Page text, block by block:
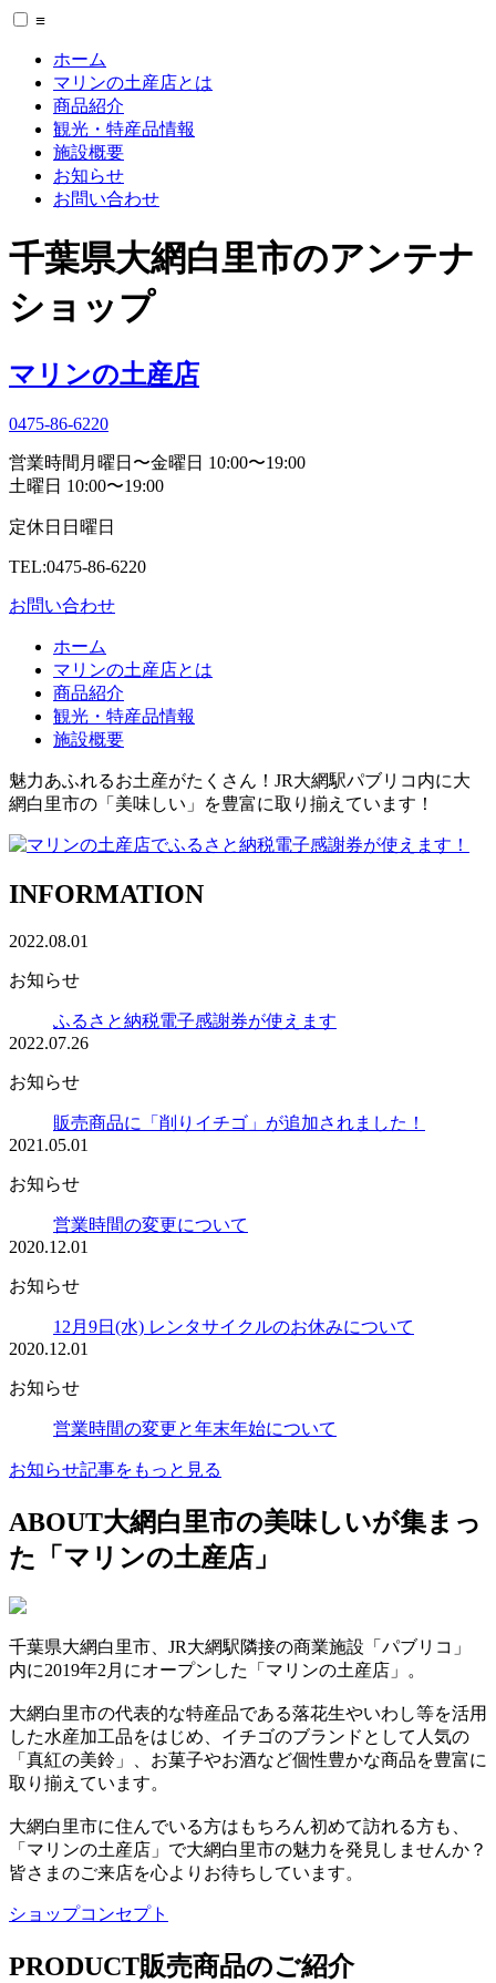
≡
ホーム
マリンの土産店とは
商品紹介
観光・特産品情報
施設概要
お知らせ
お問い合わせ
千葉県大網白里市のアンテナ
ショップ
マリンの土産店
0475-86-6220
営業時間 月曜日〜金曜日 10:00〜19:00
土曜日 10:00〜19:00
定休日 日曜日
TEL:0475-86-6220
お問い合わせ
ホーム
マリンの土産店とは
商品紹介
観光・特産品情報
施設概要
魅力あふれるお土産がたくさん！JR大網駅パブリコ内に大
網白里市の「美味しい」を豊富に取り揃えています！
INFORMATION
2022.08.01
お知らせ
ふるさと納税電子感謝券が使えます
2022.07.26
お知らせ
販売商品に「削りイチゴ」が追加されました！
2021.05.01
お知らせ
営業時間の変更について
2020.12.01
お知らせ
12月9日(水) レンタサイクルのお休みについて
2020.12.01
お知らせ
営業時間の変更と年末年始について
お知らせ記事をもっと見る
ABOUT大網白里市の美味しいが集まっ
た「マリンの土産店」
千葉県大網白里市、JR大網駅隣接の商業施設「パブリコ」
内に2019年2月にオープンした「マリンの土産店」。
大網白里市の代表的な特産品である落花生やいわし等を活用
した水産加工品をはじめ、イチゴのブランドとして人気の
「真紅の美鈴」、お菓子やお酒など個性豊かな商品を豊富に
取り揃えています。
大網白里市に住んでいる方はもちろん初めて訪れる方も、
「マリンの土産店」で大網白里市の魅力を発見しませんか？
皆さまのご来店を心よりお待ちしています。
ショップコンセプト
PRODUCT販売商品のご紹介